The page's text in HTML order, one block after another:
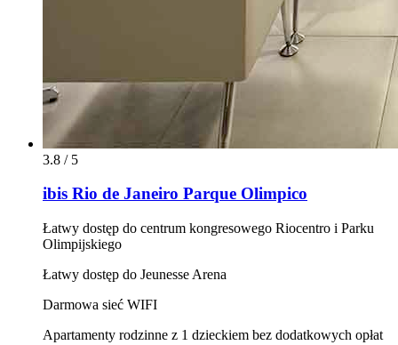
3.8 / 5
ibis Rio de Janeiro Parque Olimpico
Łatwy dostęp do centrum kongresowego Riocentro i Parku
Olimpijskiego
Łatwy dostęp do Jeunesse Arena
Darmowa sieć WIFI
Apartamenty rodzinne z 1 dzieckiem bez dodatkowych opłat